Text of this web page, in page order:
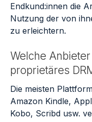
Endkund:innen die
Nutzung der von
zu erleichtern.
Welche
proprietäres
Die meisten
Amazon Kindle,
Kobo, Scribd usw.